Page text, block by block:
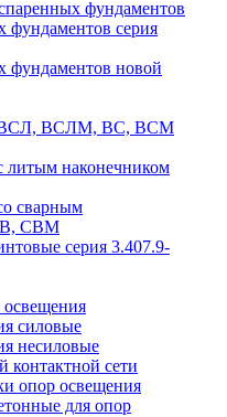
фундаментов
фундаментов серия
фундаментов новой
ВСЛ, ВСЛМ, ВС, ВСМ
литым наконечником
сварным
СВМ
серия 3.407.9-
силовые
несиловые
контактной сети
опор освещения
для опор